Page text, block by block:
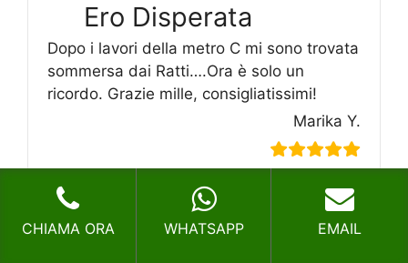
Ero Disperata
Dopo i lavori della metro C mi sono trovata
sommersa dai Ratti….Ora è solo un
ricordo. Grazie mille, consigliatissimi!
Marika Y.
Consigliato
CHIAMA ORA WHATSAPP EMAIL